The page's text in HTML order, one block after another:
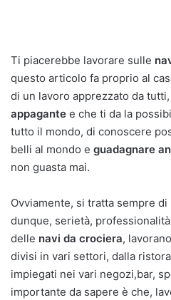
Ti piacerebbe lavorare sulle
questo articolo fa proprio al
di un lavoro apprezzato da
appagante e che ti da la
tutto il mondo, di conoscere
belli al mondo e guadagnare
non guasta mai.
Ovviamente, si tratta sempre
dunque, serietà,
delle navi da crociera,
divisi in vari settori, dalla
impiegati nei vari negozi,bar,
importante da sapere è che,